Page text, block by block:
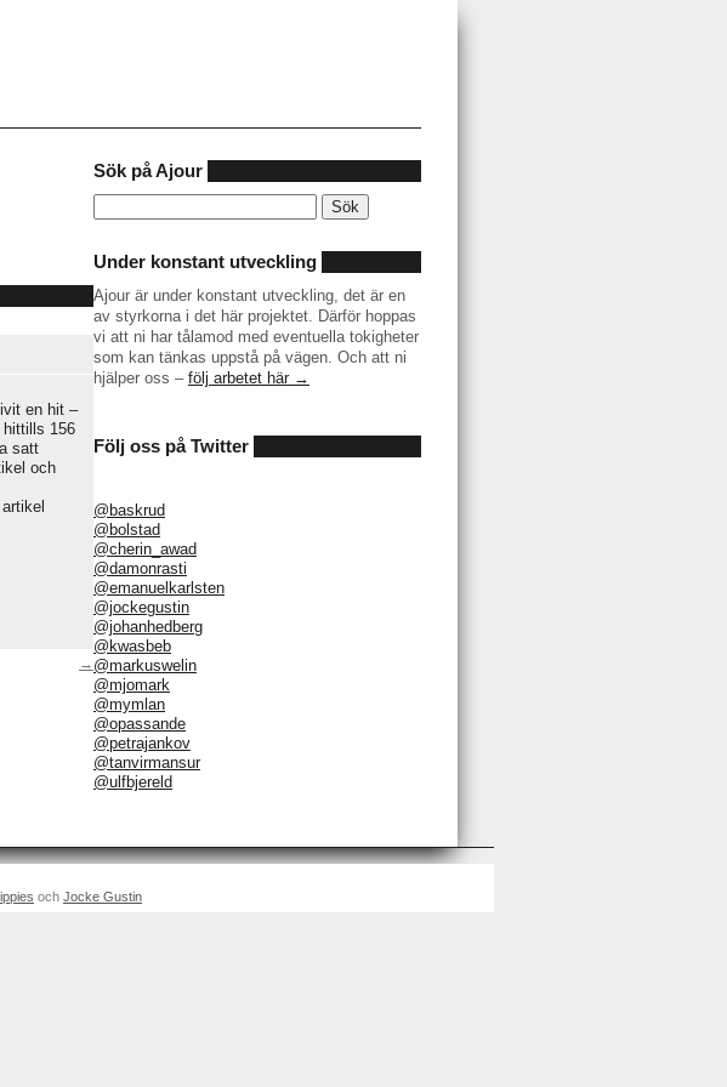
en hit –
hittills 156
satt
och
→
Sök på Ajour
efter:
Under konstant utveckling
Ajour är under konstant utveckling, det är en
av styrkorna i det här projektet. Därför hoppas
vi att ni har tålamod med eventuella tokigheter
som kan tänkas uppstå på vägen. Och att ni
hjälper oss – följ arbetet här →
Följ oss på Twitter
@baskrud
@bolstad
@cherin_awad
@damonrasti
@emanuelkarlsten
@jockegustin
@johanhedberg
@kwasbeb
@markuswelin
@mjomark
@mymlan
@opassande
@petrajankov
@tanvirmansur
@ulfbjereld
och Jocke Gustin